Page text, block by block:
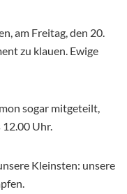
am Freitag, den 20.
zu klauen. Ewige
sogar mitgeteilt,
Uhr.
Kleinsten: unsere